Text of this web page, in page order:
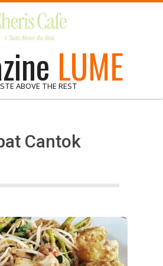
LUME
ABOVE THE REST
Cantok